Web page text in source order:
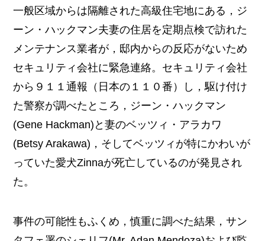
一般区域からは隔離された高級住宅地にある，ジ
ーン・ハックマン夫妻の住居を定期点検で訪れた
メンテナンス業者が，邸内からの反応がないため
セキュリティ会社に緊急連絡。セキュリティ会社
から９１１通報（日本の１１０番）し，駆け付け
た警察が調べたところ，ジーン・ハックマン
(Gene Hackman)と妻のベッツィ・アラカワ
(Betsy Arakawa)，そしてベッツィが特にかわいが
っていた愛犬Zinnaが死亡しているのが発見され
た。
事件の可能性もふくめ，慎重に調べた結果，サン